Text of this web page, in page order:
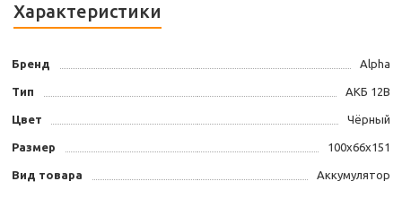
Характеристики
Бренд Alpha
Тип АКБ 12В
Цвет Чёрный
Размер 100x66x151
Вид товара Аккумулятор